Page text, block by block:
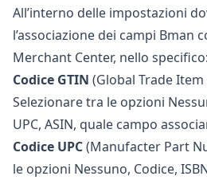
All’interno delle impostazioni
l’associazione dei campi Bman
Merchant Center, nello specifico:
Codice GTIN (Global Trade
Selezionare tra le opzioni
UPC, ASIN, quale campo
Codice UPC(Manufacter Part
le opzioni Nessuno, Codice,